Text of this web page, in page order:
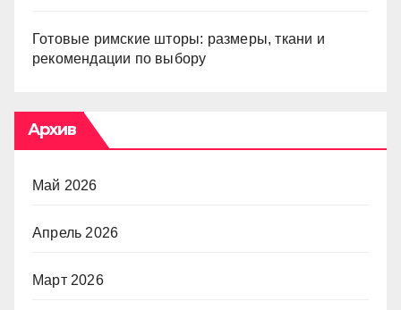
Готовые римские шторы: размеры, ткани и
рекомендации по выбору
Архив
Май 2026
Апрель 2026
Март 2026